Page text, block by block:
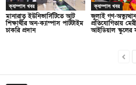
ক্যাম্পাস খবর
মানারাত ইউনিভার্সিটিতে আট
শিক্ষার্থীর অন-ক্যাম্পাস পার্টটাইম
চাকরি প্রদান
ক্যাম্পাস খবর
জুলাই গণ-
প্রতিযোগিতায়
আইডিয়াল স্কুলের